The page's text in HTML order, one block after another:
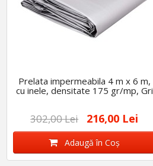
Prelata impermeabila 4 m x 6 m,
cu inele, densitate 175 gr/mp, Gri
302,00 Lei 216,00 Lei
Adaugă în Coş